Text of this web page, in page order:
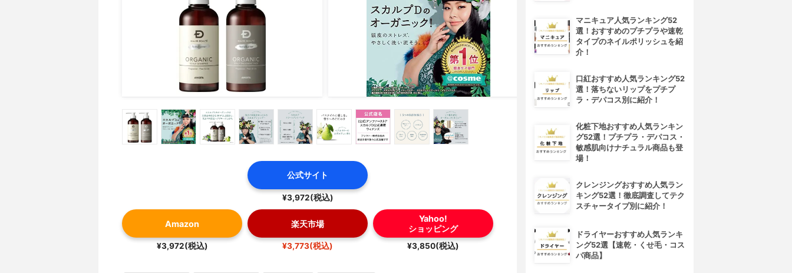
公式サイト
¥3,972(税込)
Amazon
¥3,972(税込)
楽天市場
¥3,773(税込)
Yahoo!
ショッピング
¥3,850(税込)
マニキュア人気ランキング52
選！おすすめのプチプラや速乾
タイプのネイルポリッシュを紹
介！
口紅おすすめ人気ランキング52
選！落ちないリップをプチプ
ラ・デパコス別に紹介！
化粧下地おすすめ人気ランキン
グ52選！プチプラ・デパコス・
敏感肌向けナチュラル商品も登
場！
クレンジングおすすめ人気ラン
キング52選！徹底調査してテク
スチャータイプ別に紹介！
ドライヤーおすすめ人気ランキ
ング52選【速乾・くせ毛・コス
パ商品】